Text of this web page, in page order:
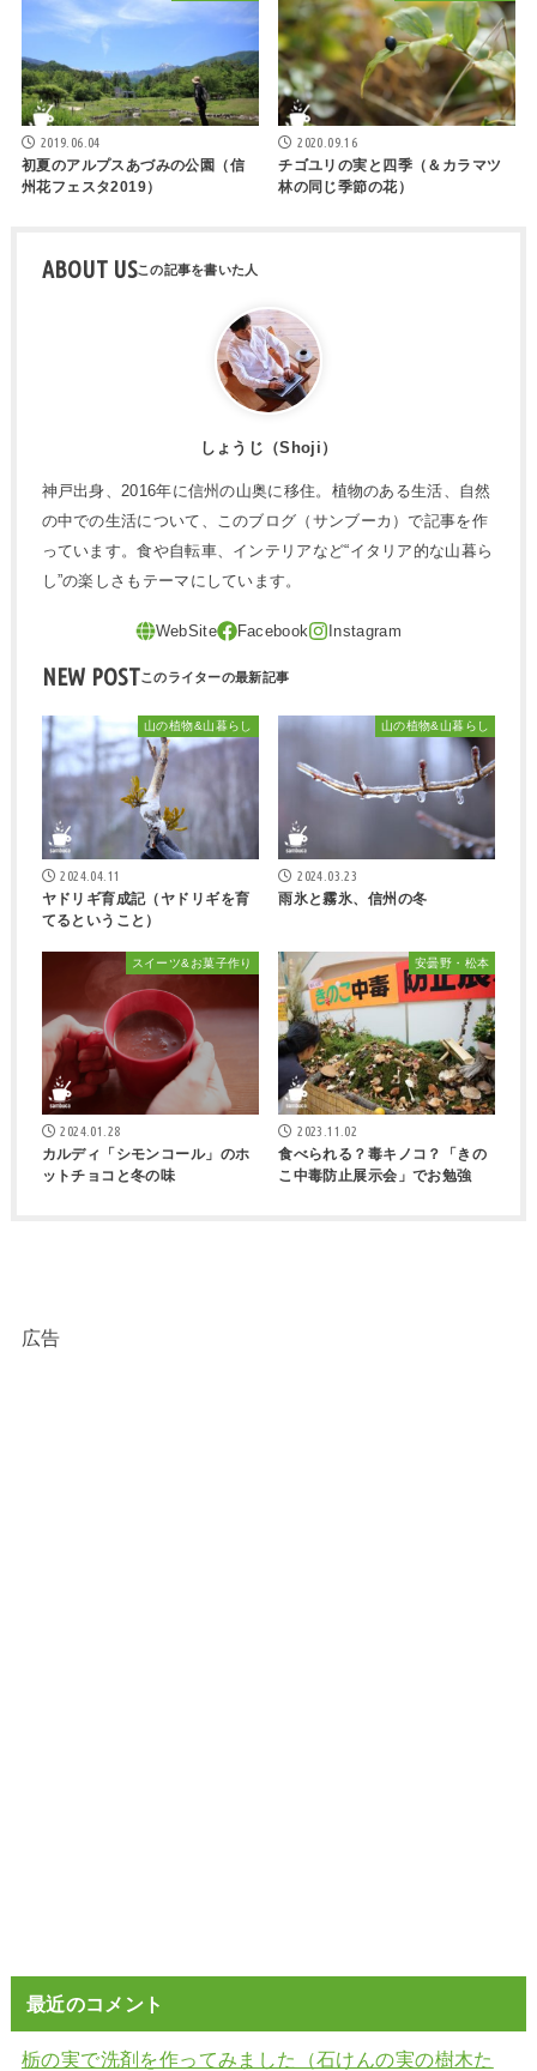
2019.06.04
初夏のアルプスあづみの公園（信
州花フェスタ2019）
2020.09.16
チゴユリの実と四季（＆カラマツ
林の同じ季節の花）
ABOUT US
しょうじ（Shoji）
神戸出身、2016年に信州の山奥に移住。植物のある生活、自然
の中での生活について、このブログ（サンブーカ）で記事を作
っています。食や自転車、インテリアなど“イタリア的な山暮ら
し”の楽しさもテーマにしています。
NEW POST
山の植物&山暮らし
2024.04.11
ヤドリギ育成記（ヤドリギを育
てるということ）
山の植物&山暮らし
2024.03.23
雨氷と霧氷、信州の冬
スイーツ&お菓子作り
2024.01.28
カルディ「シモンコール」のホ
ットチョコと冬の味
安曇野・松本
2023.11.02
食べられる？毒キノコ？「きの
こ中毒防止展示会」でお勉強
広告
最近のコメント
栃の実で洗剤を作ってみました（石けんの実の樹木た